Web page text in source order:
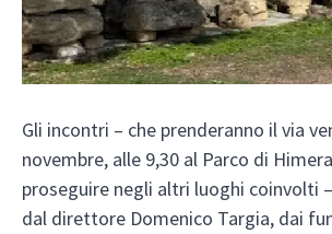
Gli incontri – che prenderanno il via
novembre, alle 9,30 al Parco di
proseguire negli altri luoghi coinvolti
dal direttore Domenico Targia, dai